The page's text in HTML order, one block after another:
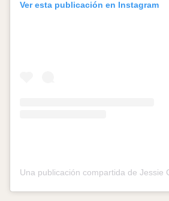
Ver esta publicación en Instagram